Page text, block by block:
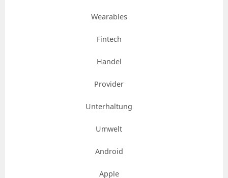
Wearables
Fintech
Handel
Provider
Unterhaltung
Umwelt
Android
Apple